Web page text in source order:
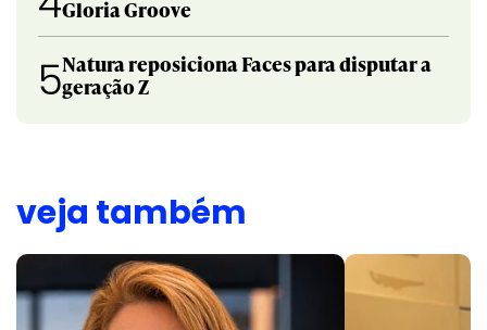
Gloria Groove
5Natura reposiciona Faces para disputar a
geração Z
veja também